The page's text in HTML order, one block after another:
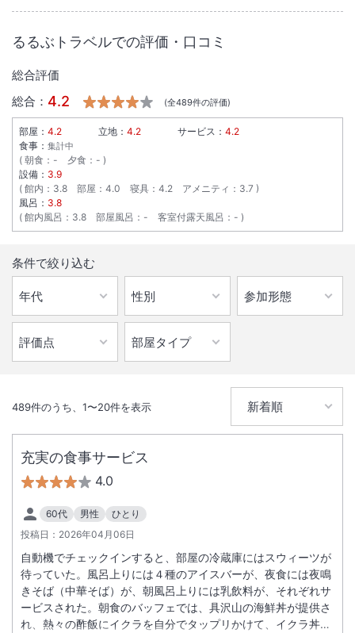
るるぶトラベルでの評価・口コミ
総合評価
総合： 4.2 (全489件の評価)
部屋： 4.2 立地： 4.2 サービス： 4.2
食事： 集計中
朝食 ： - 夕食 ： -
設備： 3.9
館内 ： 3.8 部屋 ： 4.0 寝具 ： 4.2 アメニティ ： 3.7
風呂： 3.8
館内風呂 ： 3.8 部屋風呂 ： - 客室付露天風呂 ： -
条件で絞り込む
489件のうち、 1〜20件を表示
充実の食事サービス
4.0
60代 男性
ひとり
投稿日： 2026年04月06日
自動機でチェックインすると、部屋の冷蔵庫にはスウィーツが
待っていた。風呂上りには４種のアイスバーが、夜食には夜鳴
きそば（中華そば）が、朝風呂上りには乳飲料が、それぞれサ
ービスされた。朝食のバッフェでは、具沢山の海鮮丼が提供さ
れ、熱々の酢飯にイクラを自分でタップリかけて、イクラ丼に